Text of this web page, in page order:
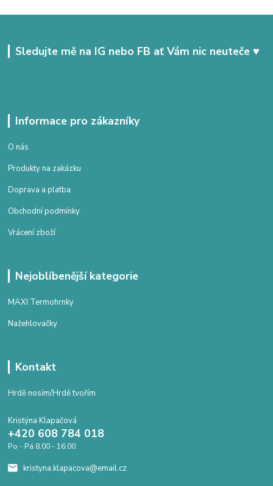
Sledujte mě na IG nebo FB ať Vám nic neuteče ♥
Informace pro zákazníky
O nás
Produkty na zakázku
Doprava a platba
Obchodní podmínky
Vrácení zboží
Nejoblíbenější kategorie
MAXI Termohrnky
Nažehlovačky
Kontakt
Hrdě nosím/Hrdě tvořím
Kristýna Klapačová
+420 608 784 018
Po - Pá 8.00 - 16.00
kristyna.klapacova@email.cz